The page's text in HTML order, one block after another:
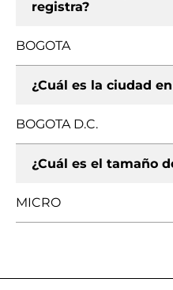
registra?
BOGOTA
¿Cuál es la ciudad
BOGOTA D.C.
¿Cuál es el tamaño
MICRO